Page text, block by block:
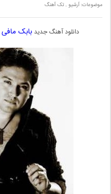
موضوعات:آرشیو ,تک آهنگ
دانلود آهنگ جدیدبابک مافی